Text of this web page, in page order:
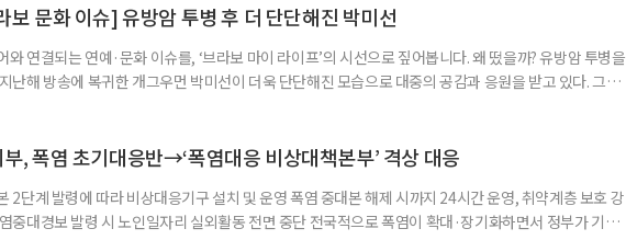
터 구직 수당까지 고용노동부 국민취업지원제도 구직활동이 쉽지 않은 사람을 위한 제도다. 개인별 취
계획을 세
보 문화 이슈] 유방암 투병 후 더 단단해진 박미선
와 연결되는 연예·문화 이슈를, ‘브라보 마이 라이프’의 시선으로 짚어봅니다. 왜 떴을까? 유방암 투병을
난해 방송에 복귀한 개그우먼 박미선이 더욱 단단해진 모습으로 대중의 공감과 응원을 받고 있다. 그러
방송 생활 뒤 전해진 투병 소식 박미선은 재치 있는 말솜씨와 공감 능력으로
, 폭염 초기대응반→‘폭염대응 비상대책본부’ 격상 대응
2단계 발령에 따라 비상대응기구 설치 및 운영 폭염 중대본 해제 시까지 24시간 운영, 취약계층 보호 강
중대경보 발령 시 노인일자리 실외활동 전면 중단 전국적으로 폭염이 확대·장기화하면서 정부가 기존